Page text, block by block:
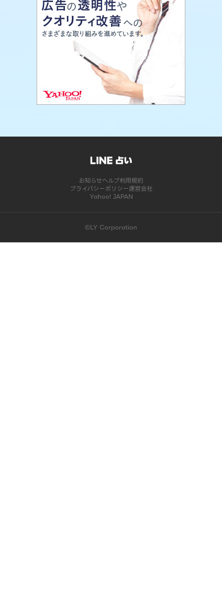
お知らせヘルプ利用規約
プライバシーポリシー運営会社
Yahoo! JAPAN
©LY Corporation
このコンテンツは掲載が終了しました | LINE占い